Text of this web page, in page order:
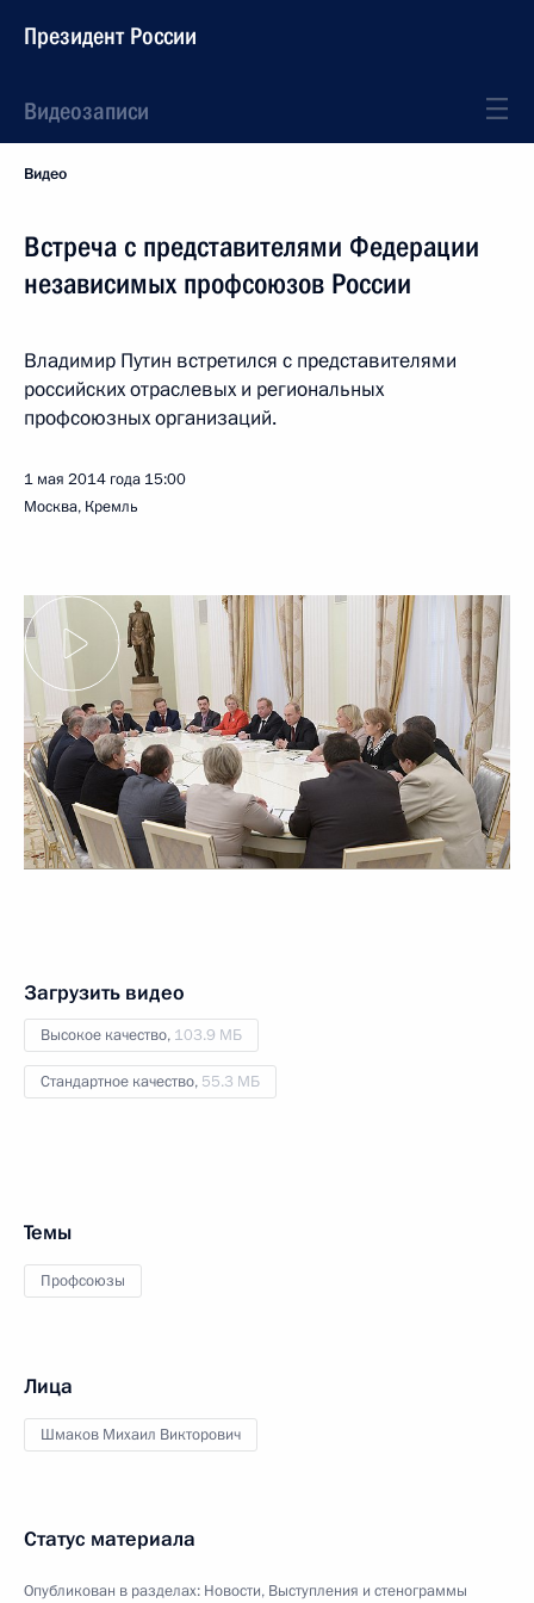
Президент России
Видеозаписи
Видео
Встреча с представителями Федерации
независимых профсоюзов России
Владимир Путин встретился с представителями
российских отраслевых и региональных
профсоюзных организаций.
1 мая 2014 года 15:00
Москва, Кремль
Загрузить видео
Высокое качество, 103.9 МБ
Стандартное качество, 55.3 МБ
Темы
Профсоюзы
Лица
Шмаков Михаил Викторович
Статус материала
Опубликован в разделах: Новости, Выступления и стенограммы